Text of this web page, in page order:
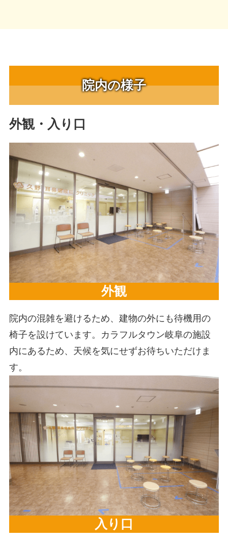
院内の様子
外観・入り口
外観
院内の混雑を避けるため、建物の外にも待機用の
椅子を設けています。カラフルタウン岐阜の施設
内にあるため、天候を気にせずお待ちいただけま
す。
入り口